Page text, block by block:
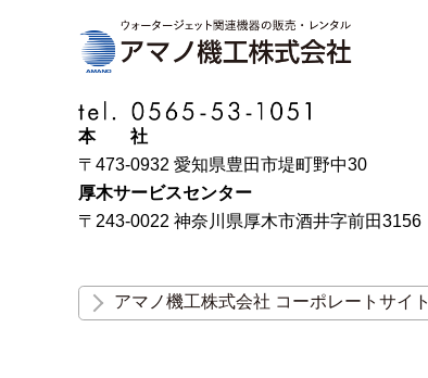
本 社
〒473-0932 愛知県豊田市堤町野中30
厚木サービスセンター
〒243-0022 神奈川県厚木市酒井字前田3156
アマノ機工株式会社 コーポレートサイト